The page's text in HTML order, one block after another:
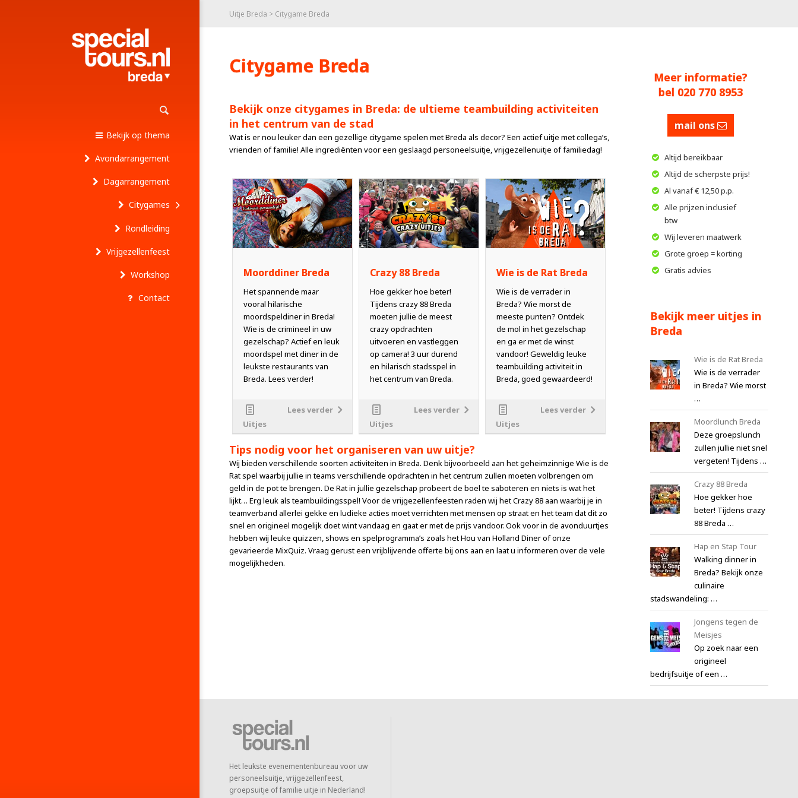
Bekijk op thema
Avondarrangement
Dagarrangement
Citygames
Rondleiding
Vrijgezellenfeest
Workshop
Contact
Uitje Breda > Citygame Breda
Citygame Breda
Bekijk onze citygames in Breda: de ultieme teambuilding activiteiten
in het centrum van de stad
Wat is er nou leuker dan een gezellige citygame spelen met Breda als decor? Een actief uitje met collega’s,
vrienden of familie! Alle ingrediënten voor een geslaagd personeelsuitje, vrijgezellenuitje of familiedag!
Moorddiner Breda
Het spannende maar
vooral hilarische
moordspeldiner in Breda!
Wie is de crimineel in uw
gezelschap? Actief en leuk
moordspel met diner in de
leukste restaurants van
Breda. Lees verder!
Lees verder
Uitjes
Crazy 88 Breda
Hoe gekker hoe beter!
Tijdens crazy 88 Breda
moeten jullie de meest
crazy opdrachten
uitvoeren en vastleggen
op camera! 3 uur durend
en hilarisch stadsspel in
het centrum van Breda.
Lees verder
Uitjes
Wie is de Rat Breda
Wie is de verrader in
Breda? Wie morst de
meeste punten? Ontdek
de mol in het gezelschap
en ga er met de winst
vandoor! Geweldig leuke
teambuilding activiteit in
Breda, goed gewaardeerd!
Lees verder
Uitjes
Tips nodig voor het organiseren van uw uitje?
Wij bieden verschillende soorten activiteiten in Breda. Denk bijvoorbeeld aan het geheimzinnige Wie is de
Rat spel waarbij jullie in teams verschillende opdrachten in het centrum zullen moeten volbrengen om
geld in de pot te brengen. De Rat in jullie gezelschap probeert de boel te saboteren en niets is wat het
lijkt… Erg leuk als teambuildingsspel! Voor de vrijgezellenfeesten raden wij het Crazy 88 aan waarbij je in
teamverband allerlei gekke en ludieke acties moet verrichten met mensen op straat en het team dat dit zo
snel en origineel mogelijk doet wint vandaag en gaat er met de prijs vandoor. Ook voor in de avonduurtjes
hebben wij leuke quizzen, shows en spelprogramma’s zoals het Hou van Holland Diner of onze
gevarieerde MixQuiz. Vraag gerust een vrijblijvende offerte bij ons aan en laat u informeren over de vele
mogelijkheden.
Meer informatie?
bel 020 770 8953
mail ons
Altijd bereikbaar
Altijd de scherpste prijs!
Al vanaf € 12,50 p.p.
Alle prijzen inclusief
btw
Wij leveren maatwerk
Grote groep = korting
Gratis advies
Bekijk meer uitjes in
Breda
Wie is de Rat Breda
Wie is de verrader
in Breda? Wie morst
…
Moordlunch Breda
Deze groepslunch
zullen jullie niet snel
vergeten! Tijdens …
Crazy 88 Breda
Hoe gekker hoe
beter! Tijdens crazy
88 Breda …
Hap en Stap Tour
Walking dinner in
Breda? Bekijk onze
culinaire
stadswandeling: …
Jongens tegen de
Meisjes
Op zoek naar een
origineel
bedrijfsuitje of een …
Het leukste evenementenbureau voor uw
personeelsuitje, vrijgezellenfeest,
groepsuitje of familie uitje in Nederland!